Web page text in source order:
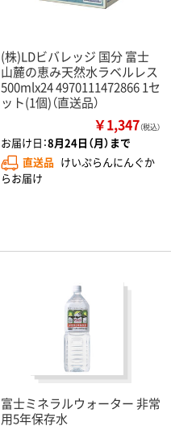
(株)LDビバレッジ 国分 富士
山麓の恵み天然水ラベルレス
500mlx24 4970111472866 1セ
ット(1個)（直送品）
￥1,347（税込）
お届け日：8月24日（月）まで
直送品 けいぷらんにんぐか
らお届け
富士ミネラルウォーター 非常
用5年保存水